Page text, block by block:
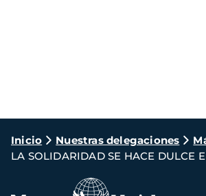
Ruta
de
navegación
Inicio Nuestras delegaciones
LA SOLIDARIDAD SE HACE DULCE